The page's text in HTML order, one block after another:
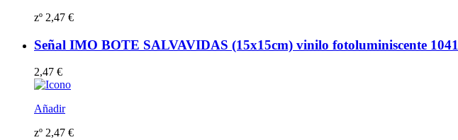
zº 2,47 €
Señal IMO BOTE SALVAVIDAS (15x15cm) vinilo fotoluminiscente
2,47 €
Añadir
zº 2,47 €